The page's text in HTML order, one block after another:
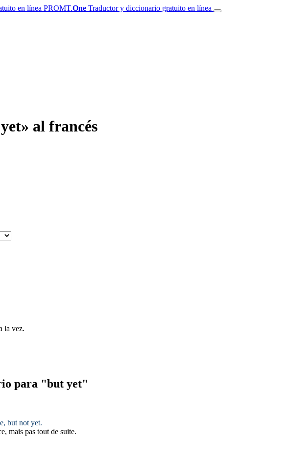
PROMT.One Traductor y diccionario gratuito en línea
al francés
la vez.
para "but yet"
but not yet.
mais pas tout de suite.